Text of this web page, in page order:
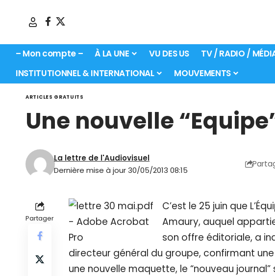
– Mon compte – À LA UNE VU DES US TV / RADIO /
INSTITUTIONNEL & INTERNATIONAL
MOUVEMENTS
ARTICLES GRATUITS
Une nouvelle
Dernière mise à jour 30/05/2013 08:15
La lettre de l'Audiovisuel
Partager
C’est le 25 juin que
Amaury, auquel
son offre éditoriale, a
directeur général du groupe, confirmant
une nouvelle maquette, le “nouveau